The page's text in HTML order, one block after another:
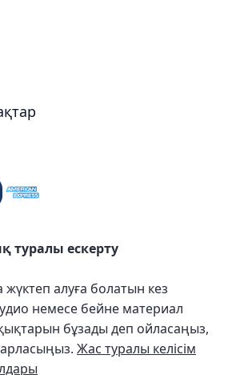
туралы ескерту
жүктеп алуға болатын кез
немесе бейне материал
бұзады деп ойласаңыз,
Жас туралы келісім